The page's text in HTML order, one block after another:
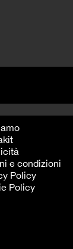
e condizioni
Policy
Policy